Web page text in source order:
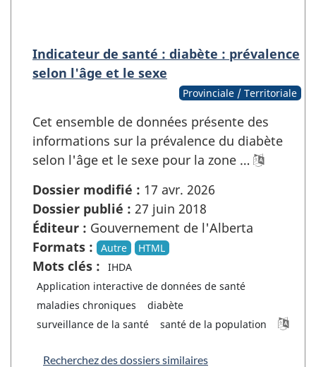
Indicateur de santé : diabète : prévalence
selon l'âge et le sexe
Provinciale / Territoriale
Cet ensemble de données présente des
informations sur la prévalence du diabète
selon l'âge et le sexe pour la zone …
Dossier modifié : 17 avr. 2026
Dossier publié : 27 juin 2018
Éditeur : Gouvernement de l'Alberta
Formats :
Autre HTML
Mots clés :
IHDA
Application interactive de données de santé
maladies chroniques
diabète
surveillance de la santé
santé de la population
Recherchez des dossiers similaires